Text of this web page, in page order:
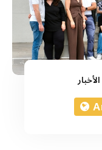
الأخبار